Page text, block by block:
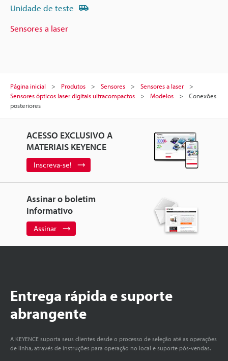
Unidade de teste
Sensores a laser
Página inicial Produtos Sensores
Sensores a laser
Sensores ópticos laser digitais ultracompactos
Modelos
Conexões
posteriores
ACESSO EXCLUSIVO A
MATERIAIS KEYENCE
Inscreva-se!
Assinar o boletim
informativo
Assinar
Entrega rápida e suporte
abrangente
A KEYENCE suporta seus clientes desde o processo de seleção até as operações
de linha, através de instruções para operação no local e suporte pós-vendas.